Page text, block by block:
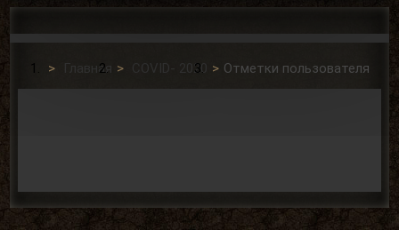
Главная COVID- 2020 Отметки пользователя